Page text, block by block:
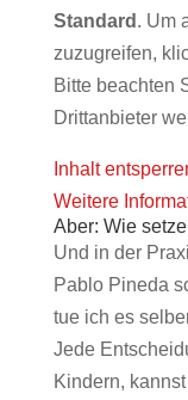
Standard . Um
zuzugreifen,
Bitte beachten
Drittanbieter
Inhalt
Weitere
Aber: Wie
Und in der
Pablo Pineda
tue ich es
Jede
Kindern,